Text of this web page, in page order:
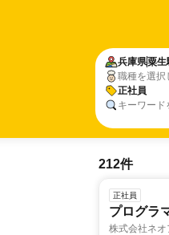
兵庫県粟生
職種を選択
正社員
キーワード
212件
正社員
プログラ
株式会社ネオ